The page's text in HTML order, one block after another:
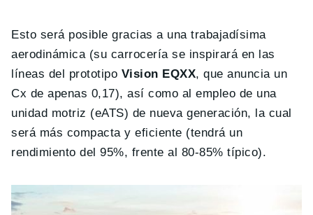
Esto será posible gracias a una trabajadísima
aerodinámica (su carrocería se inspirará en las
líneas del prototipo Vision EQXX, que anuncia un
Cx de apenas 0,17), así como al empleo de una
unidad motriz (eATS) de nueva generación, la cual
será más compacta y eficiente (tendrá un
rendimiento del 95%, frente al 80-85% típico).